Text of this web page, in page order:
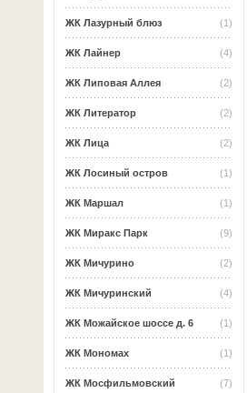
(1)
ЖК Лазурный блюз
(4)
ЖК Лайнер
(2)
ЖК Липовая Аллея
(2)
ЖК Литератор
(2)
ЖК Лица
(1)
ЖК Лосиный остров
(1)
ЖК Маршал
(9)
ЖК Миракс Парк
(2)
ЖК Мичурино
(4)
ЖК Мичуринский
(1)
ЖК Можайское шоссе д. 6
(1)
ЖК Мономах
(7)
ЖК Мосфильмовский